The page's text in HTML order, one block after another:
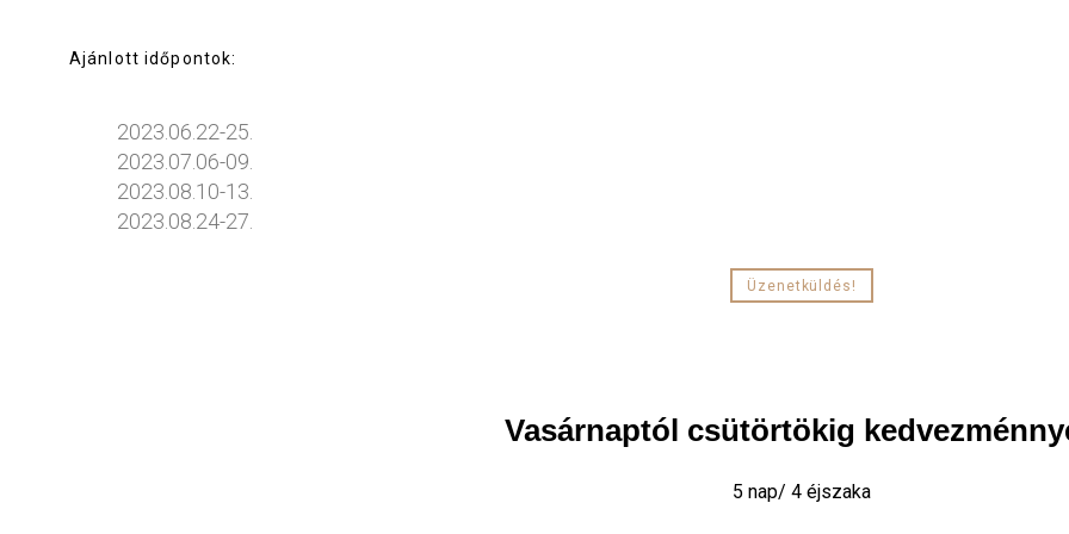
Ajánlott időpontok:
2023.06.22-25.
2023.07.06-09.
2023.08.10-13.
2023.08.24-27.
Üzenetküldés!
Vasárnaptól csütörtökig
5 nap/ 4 éjszaka